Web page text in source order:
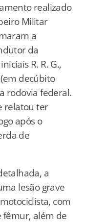
realizado
Militar
a
da
R. R. G.,
decúbito
rodovia federal.
relatou ter
após o
de
a
lesão grave
com
fêmur, além de